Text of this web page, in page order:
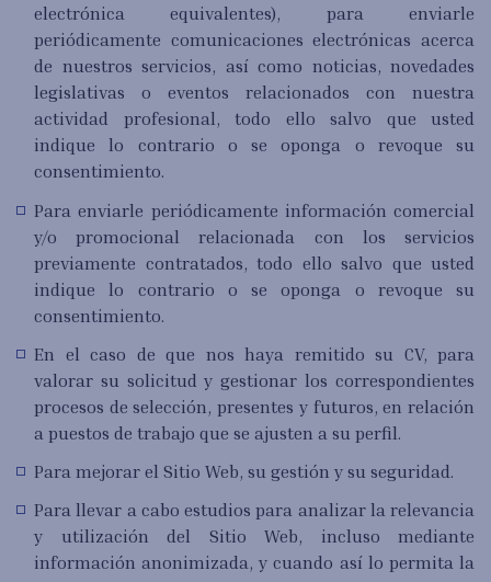
electrónica equivalentes), para enviarle
periódicamente comunicaciones electrónicas acerca
de nuestros servicios, así como noticias, novedades
legislativas o eventos relacionados con nuestra
actividad profesional, todo ello salvo que usted
indique lo contrario o se oponga o revoque su
consentimiento.
Para enviarle periódicamente información comercial
y/o promocional relacionada con los servicios
previamente contratados, todo ello salvo que usted
indique lo contrario o se oponga o revoque su
consentimiento.
En el caso de que nos haya remitido su CV, para
valorar su solicitud y gestionar los correspondientes
procesos de selección, presentes y futuros, en relación
a puestos de trabajo que se ajusten a su perfil.
Para mejorar el Sitio Web, su gestión y su seguridad.
Para llevar a cabo estudios para analizar la relevancia
y utilización del Sitio Web, incluso mediante
información anonimizada, y cuando así lo permita la